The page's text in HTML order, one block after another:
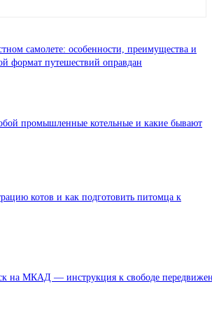
самолете: особенности, преимущества и
формат путешествий оправдан
промышленные котельные и какие бывают
котов и как подготовить питомца к
на МКАД — инструкция к свободе